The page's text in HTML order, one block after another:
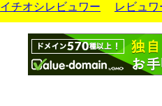
イチオシレビュワー レビュワ